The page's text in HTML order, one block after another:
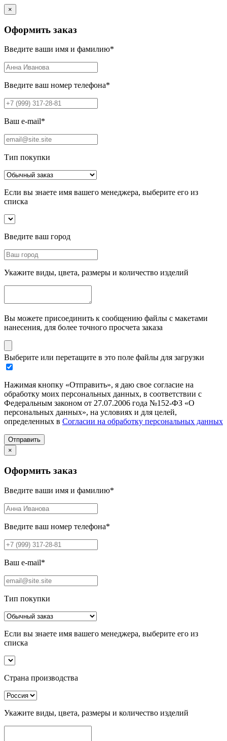
×
Оформить заказ
Введите ваши имя и фамилию*
Введите ваш номер телефона*
Ваш e-mail*
Тип покупки
Если вы знаете имя вашего менеджера, выберите его из
списка
Введите ваш город
Укажите виды, цвета, размеры и количество изделий
Вы можете присоединить к сообщению файлы с макетами
нанесения, для более точного просчета заказа
Выберите или перетащите в это поле файлы для загрузки
Нажимая кнопку «Отправить», я даю свое согласие на
обработку моих персональных данных, в соответствии с
Федеральным законом от 27.07.2006 года №152-ФЗ «О
персональных данных», на условиях и для целей,
определенных в Согласии на обработку персональных данных
Отправить
×
Оформить заказ
Введите ваши имя и фамилию*
Введите ваш номер телефона*
Ваш e-mail*
Тип покупки
Если вы знаете имя вашего менеджера, выберите его из
списка
Страна производства
Укажите виды, цвета, размеры и количество изделий